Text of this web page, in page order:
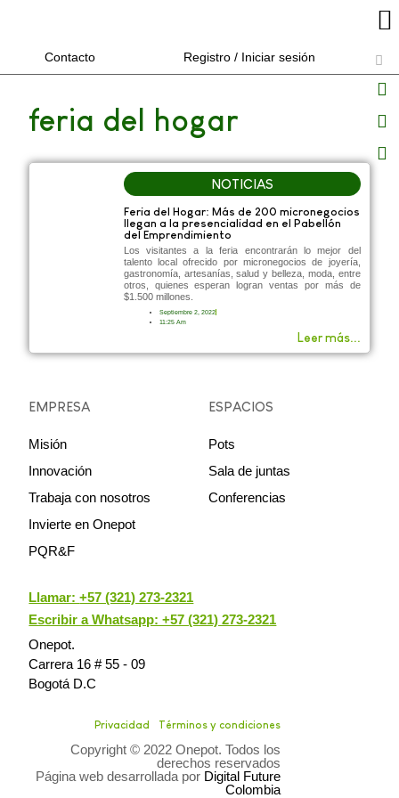
Contacto Registro / Iniciar sesión
feria del hogar
NOTICIAS
Feria del Hogar: Más de 200 micronegocios
llegan a la presencialidad en el Pabellón
del Emprendimiento
Los visitantes a la feria encontrarán lo mejor del
talento local ofrecido por micronegocios de joyería,
gastronomía, artesanías, salud y belleza, moda, entre
otros, quienes esperan logran ventas por más de
$1.500 millones.
Septiembre 2, 2022
11:25 Am
Leer más...
EMPRESA
Misión
Innovación
Trabaja con nosotros
Invierte en Onepot
PQR&F
ESPACIOS
Pots
Sala de juntas
Conferencias
Llamar:+57 (321) 273-2321
Escribir a Whatsapp: +57 (321) 273-2321
Onepot.
Carrera 16 # 55 - 09
Bogotá D.C
Privacidad Términos y condiciones
Copyright © 2022 Onepot. Todos los
derechos reservados
Página web desarrollada por Digital Future
Colombia